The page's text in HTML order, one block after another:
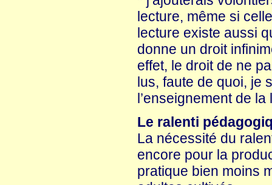
lecture, même si
lecture existe aussi
donne un droit
effet, le droit de ne
lus, faute de quoi, je
l’enseignement de
Le ralenti
La nécessité du
encore pour la
pratique bien moins